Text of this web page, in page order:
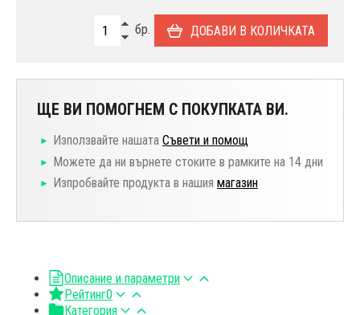
бр. ДОБАВИ В КОЛИЧКАТА
ЩЕ ВИ ПОМОГНЕМ С ПОКУПКАТА ВИ.
Използвайте нашата Съвети и помощ
Можете да ни върнете стоките в рамките на 14 дни
Изпробвайте продукта в нашия магазин
Описание и параметри
Рейтинг0
Категория